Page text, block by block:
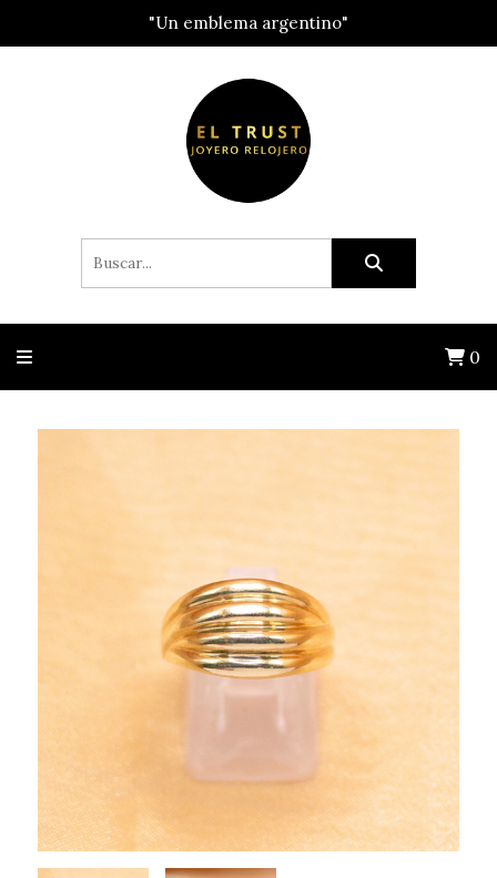
"Un emblema argentino"
0